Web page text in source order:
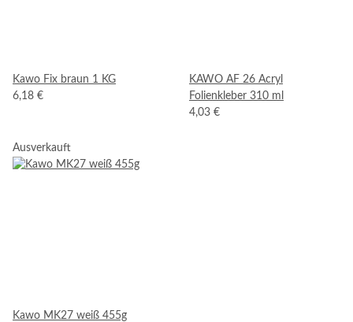
Kawo Fix braun 1 KG
6,18 €
KAWO AF 26 Acryl
Folienkleber 310 ml
4,03 €
Ausverkauft
Kawo MK27 weiß 455g